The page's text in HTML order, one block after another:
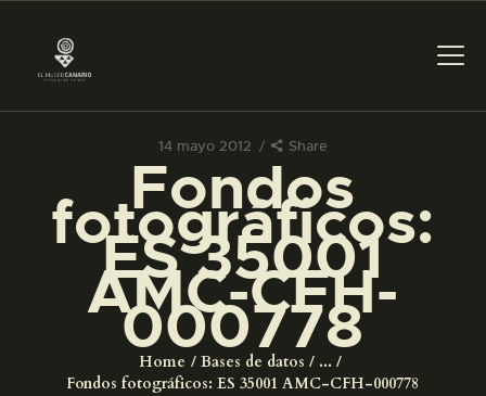
14 mayo 2012 Share
Fondos
fotográficos:
ES 35001
AMC-CFH-
000778
Home Bases de datos
...
Fondos fotográficos: ES 35001 AMC-CFH-000778
PREPARAR LA VISITA
ACTIVIDADES
█
EL MUSEO